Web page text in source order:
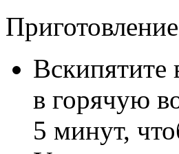
Вскипятите
в горячую
5 минут,